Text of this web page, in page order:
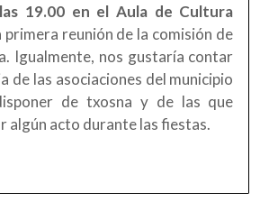
19.00 en el Aula de Cultura
reunión de la comisión de
Igualmente, nos gustaría contar
de las asociaciones del municipio
de txosna y de las que
algún acto durante las fiestas.